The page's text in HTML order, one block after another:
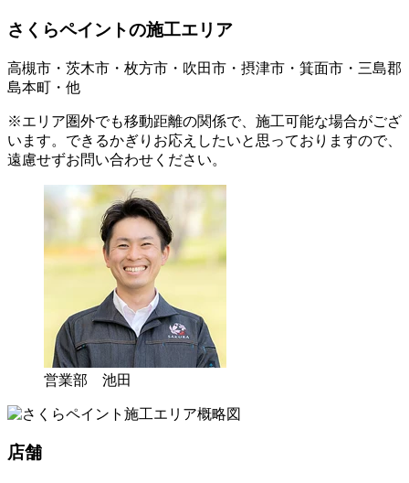
さくらペイントの施工エリア
高槻市・茨木市・枚方市・吹田市・摂津市・箕面市・三島郡
島本町・他
※エリア圏外でも移動距離の関係で、施工可能な場合がござ
います。できるかぎりお応えしたいと思っておりますので、
遠慮せずお問い合わせください。
営業部 池田
店舗